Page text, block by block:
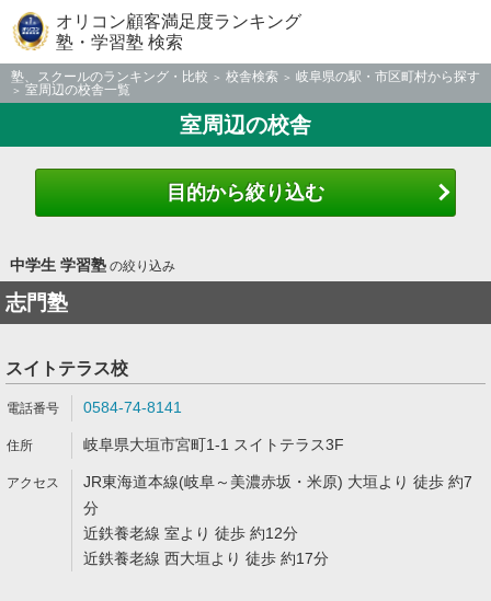
オリコン顧客満足度ランキング
塾・学習塾 検索
塾、スクールのランキング・比較 校舎検索
岐阜県の駅・市区町村から探す
室周辺の校舎一覧
室周辺の校舎
目的から絞り込む
中学生 学習塾の絞り込み
志門塾
スイトテラス校
0584-74-8141
岐阜県大垣市宮町1-1 スイトテラス3F
JR東海道本線(岐阜～美濃赤坂・米原) 大垣より 徒歩 約7
分
近鉄養老線 室より 徒歩 約12分
近鉄養老線 西大垣より 徒歩 約17分